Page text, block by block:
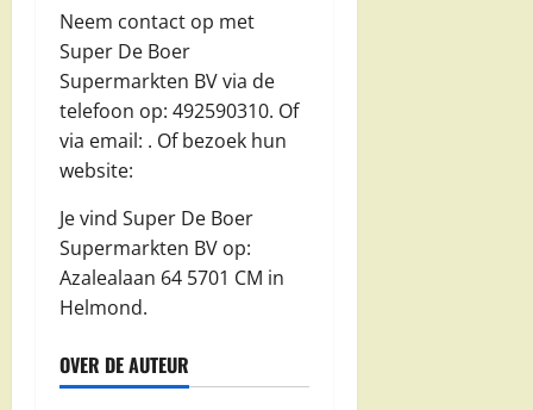
Neem contact op met
Super De Boer
Supermarkten BV via de
telefoon op: 492590310. Of
via email: . Of bezoek hun
website:
Je vind Super De Boer
Supermarkten BV op:
Azalealaan 64 5701 CM in
Helmond.
OVER DE AUTEUR